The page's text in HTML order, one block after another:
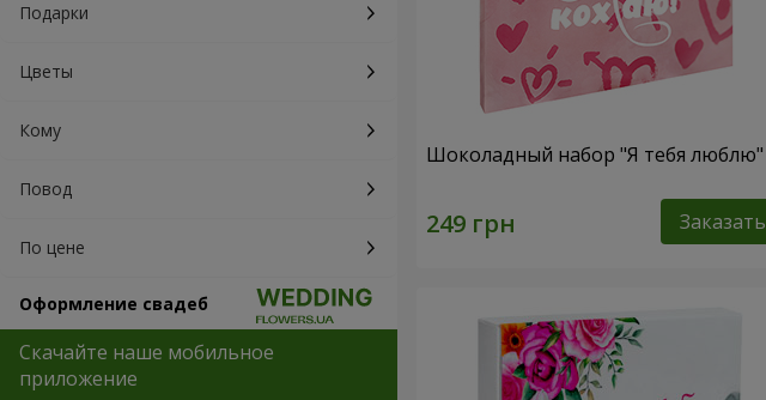
Подарки
Цветы
Кому
Повод
По цене
Оформление свадеб
Скачайте наше мобильное
приложение
Шоколадный набор "Я тебя люблю"
Заказать